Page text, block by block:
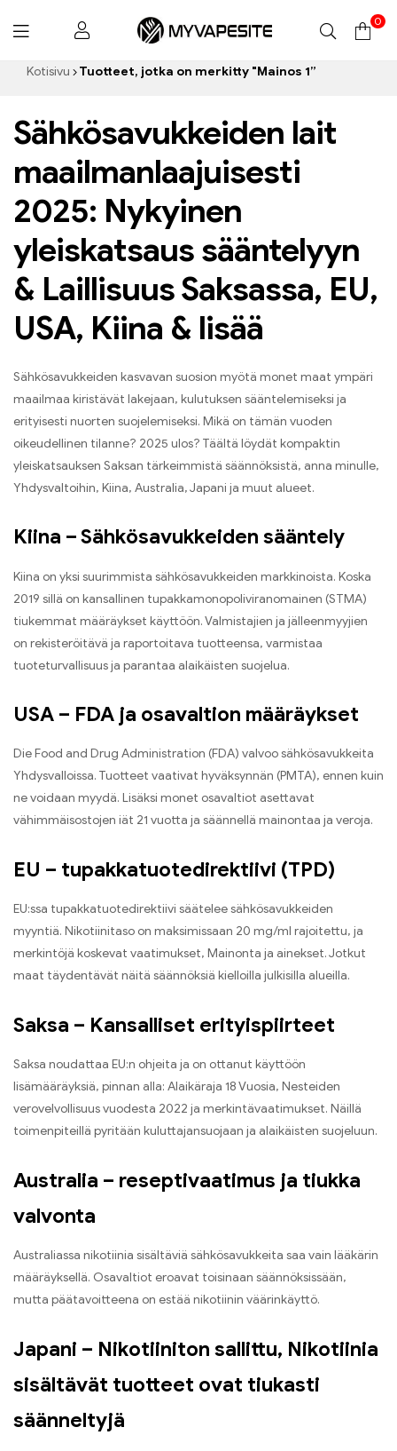
Myvapesite.de
0
Kotisivu Tuotteet, jotka on merkitty "Mainos 1”
Sähkösavukkeiden lait
maailmanlaajuisesti
2025: Nykyinen
yleiskatsaus sääntelyyn
& Laillisuus Saksassa, EU,
USA, Kiina & lisää
Sähkösavukkeiden kasvavan suosion myötä monet maat ympäri
maailmaa kiristävät lakejaan, kulutuksen sääntelemiseksi ja
erityisesti nuorten suojelemiseksi. Mikä on tämän vuoden
oikeudellinen tilanne? 2025 ulos? Täältä löydät kompaktin
yleiskatsauksen Saksan tärkeimmistä säännöksistä, anna minulle,
Yhdysvaltoihin, Kiina, Australia, Japani ja muut alueet.
Kiina – Sähkösavukkeiden sääntely
Kiina on yksi suurimmista sähkösavukkeiden markkinoista. Koska
2019 sillä on kansallinen tupakkamonopoliviranomainen (STMA)
tiukemmat määräykset käyttöön. Valmistajien ja jälleenmyyjien
on rekisteröitävä ja raportoitava tuotteensa, varmistaa
tuoteturvallisuus ja parantaa alaikäisten suojelua.
USA – FDA ja osavaltion määräykset
Die Food and Drug Administration (FDA) valvoo sähkösavukkeita
Yhdysvalloissa. Tuotteet vaativat hyväksynnän (PMTA), ennen kuin
ne voidaan myydä. Lisäksi monet osavaltiot asettavat
vähimmäisostojen iät 21 vuotta ja säännellä mainontaa ja veroja.
EU – tupakkatuotedirektiivi (TPD)
EU:ssa tupakkatuotedirektiivi säätelee sähkösavukkeiden
myyntiä. Nikotiinitaso on maksimissaan 20 mg/ml rajoitettu, ja
merkintöjä koskevat vaatimukset, Mainonta ja ainekset. Jotkut
maat täydentävät näitä säännöksiä kielloilla julkisilla alueilla.
Saksa – Kansalliset erityispiirteet
Saksa noudattaa EU:n ohjeita ja on ottanut käyttöön
lisämääräyksiä, pinnan alla: Alaikäraja 18 Vuosia, Nesteiden
verovelvollisuus vuodesta 2022 ja merkintävaatimukset. Näillä
toimenpiteillä pyritään kuluttajansuojaan ja alaikäisten suojeluun.
Australia – reseptivaatimus ja tiukka
valvonta
Australiassa nikotiinia sisältäviä sähkösavukkeita saa vain lääkärin
määräyksellä. Osavaltiot eroavat toisinaan säännöksissään,
mutta päätavoitteena on estää nikotiinin väärinkäyttö.
Japani – Nikotiiniton sallittu, Nikotiinia
sisältävät tuotteet ovat tiukasti
säänneltyjä